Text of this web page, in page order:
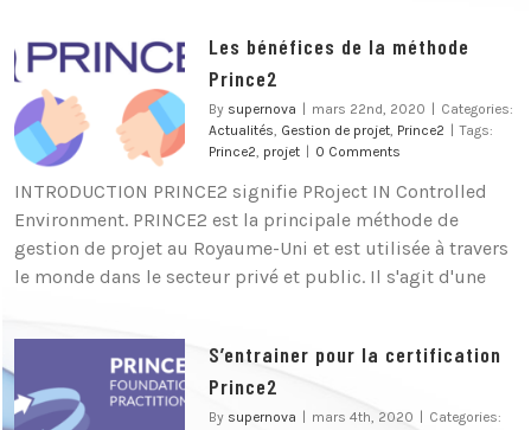
Les bénéfices de la méthode
Prince2
By supernova mars 22nd, 2020
Categories:
Actualités, Gestion de projet, Prince2
Tags:
Prince2, projet 0 Comments
INTRODUCTION PRINCE2 signifie PRoject IN Controlled
Environment. PRINCE2 est la principale méthode de
gestion de projet au Royaume-Uni et est utilisée à travers
le monde dans le secteur privé et public. Il s'agit d'une
S’entrainer pour la certification
Prince2
By supernova mars 4th, 2020
Categories: